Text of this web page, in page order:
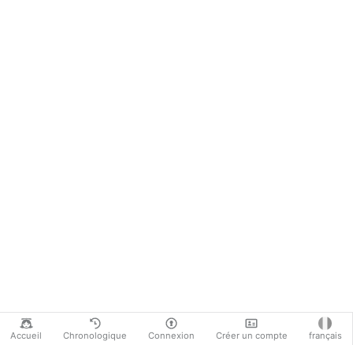
Accueil Chronologique Connexion Créer un compte français